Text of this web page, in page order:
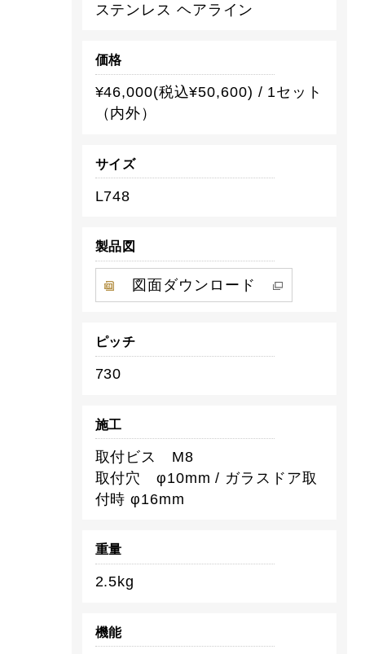
ステンレス ヘアライン
価格
¥46,000(税込¥50,600) / 1セット
（内外）
サイズ
L748
製品図
図面ダウンロード
ピッチ
730
施工
取付ビス M8
取付穴 φ10mm / ガラスドア取
付時 φ16mm
重量
2.5kg
機能